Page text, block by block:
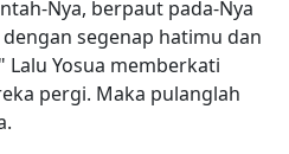
Nya, berpaut pada-Nya
segenap hatimu dan
Yosua memberkati
pergi. Maka pulanglah